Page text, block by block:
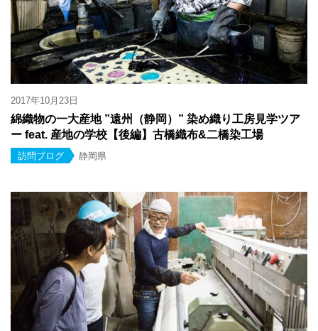
2017年10月23日
綿織物の一大産地 ”遠州（静岡）” 染め織り工房見学ツア
ー feat. 産地の学校【後編】古橋織布&二橋染工場
訪問ブログ 静岡県